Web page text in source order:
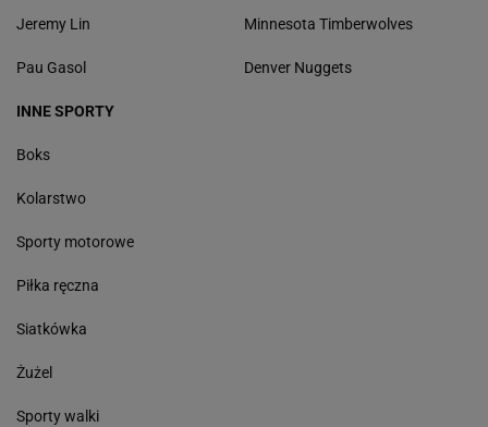
Jeremy Lin
Pau Gasol
Minnesota Timberwolves
Denver Nuggets
INNE SPORTY
Boks
Kolarstwo
Sporty motorowe
Piłka ręczna
Siatkówka
Żużel
Sporty walki